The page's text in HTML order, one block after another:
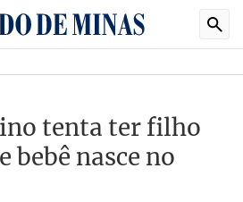
tenta ter filho
bebê nasce no